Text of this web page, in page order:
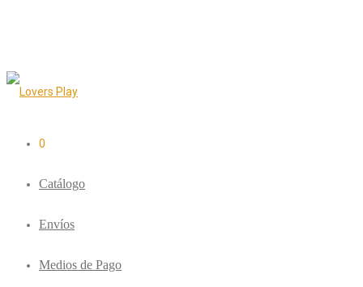
0
Catálogo
Envíos
Medios de Pago